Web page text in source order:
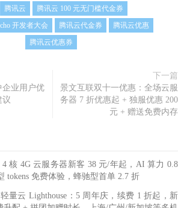
腾讯云
腾讯云 100 元无门槛代金券
开发者大会
腾讯云代金券
腾讯云优惠
腾讯云优惠券
企业用户优
议
下一篇
景文互联双十一优惠：全场云服
务器 7 折优惠起 + 独服优惠 200
元 + 赠送免费内存
4 核 4G 云服务器新客 38 元/年起，AI 算力 0.8
tokens 免费体验，蜂驰型首单 2.7 折
量云 Lighthouse：5 周年庆，续费 1 折起，新